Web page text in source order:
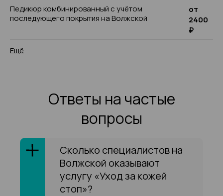
Педикюр комбинированный с учётом
последующего покрытия на Волжской
от
2400
₽
Ещё
Ответы на частые
вопросы
Сколько специалистов на
Волжской оказывают
услугу «Уход за кожей
стоп»?